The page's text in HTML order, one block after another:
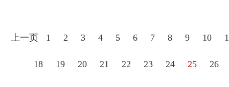
上一页 1 2 3 4 5 6 7 8 9 10
18 19 20 21 22 23 24 25 26